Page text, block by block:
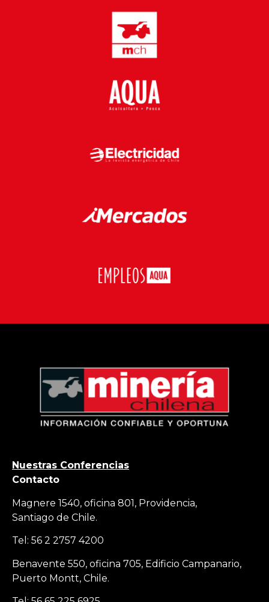
Nuestras Conferencias
Contacto
Magnere 1540, oficina 801, Providencia,
Santiago de Chile.
Tel: 56 2 2757 4200
Benavente 550, oficina 705, Edificio Campanario,
Puerto Montt, Chile.